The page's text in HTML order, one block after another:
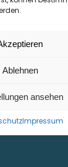
Ablehnen
ansehen
Impressum
DSGVO